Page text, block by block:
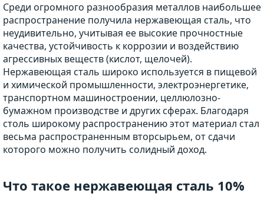
Среди огромного разнообразия металлов наибольшее
распространение получила нержавеющая сталь, что
неудивительно, учитывая ее высокие прочностные
качества, устойчивость к коррозии и воздействию
агрессивных веществ (кислот, щелочей).
Нержавеющая сталь широко используется в пищевой
и химической промышленности, электроэнергетике,
транспортном машиностроении, целлюлозно-
бумажном производстве и других сферах. Благодаря
столь широкому распространению этот материал стал
весьма распространенным вторсырьем, от сдачи
которого можно получить солидный доход.
Что такое нержавеющая сталь 10%